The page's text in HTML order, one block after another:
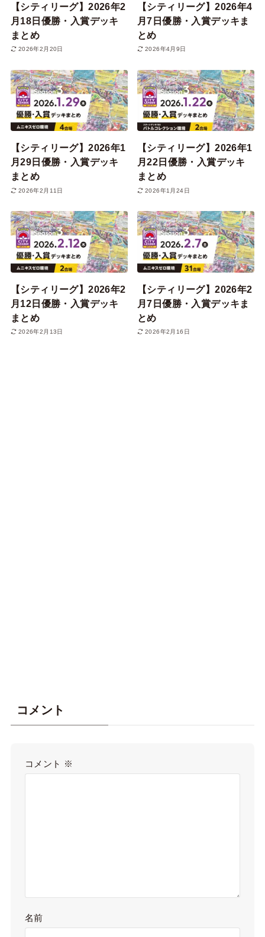
【シティリーグ】2026年2
月18日優勝・入賞デッキ
まとめ
2026年2月20日
【シティリーグ】2026年4
月7日優勝・入賞デッキま
とめ
2026年4月9日
【シティリーグ】2026年1
月29日優勝・入賞デッキ
まとめ
2026年2月11日
【シティリーグ】2026年1
月22日優勝・入賞デッキ
まとめ
2026年1月24日
【シティリーグ】2026年2
月12日優勝・入賞デッキ
まとめ
2026年2月13日
【シティリーグ】2026年2
月7日優勝・入賞デッキま
とめ
2026年2月16日
コメント
コメント ※
名前